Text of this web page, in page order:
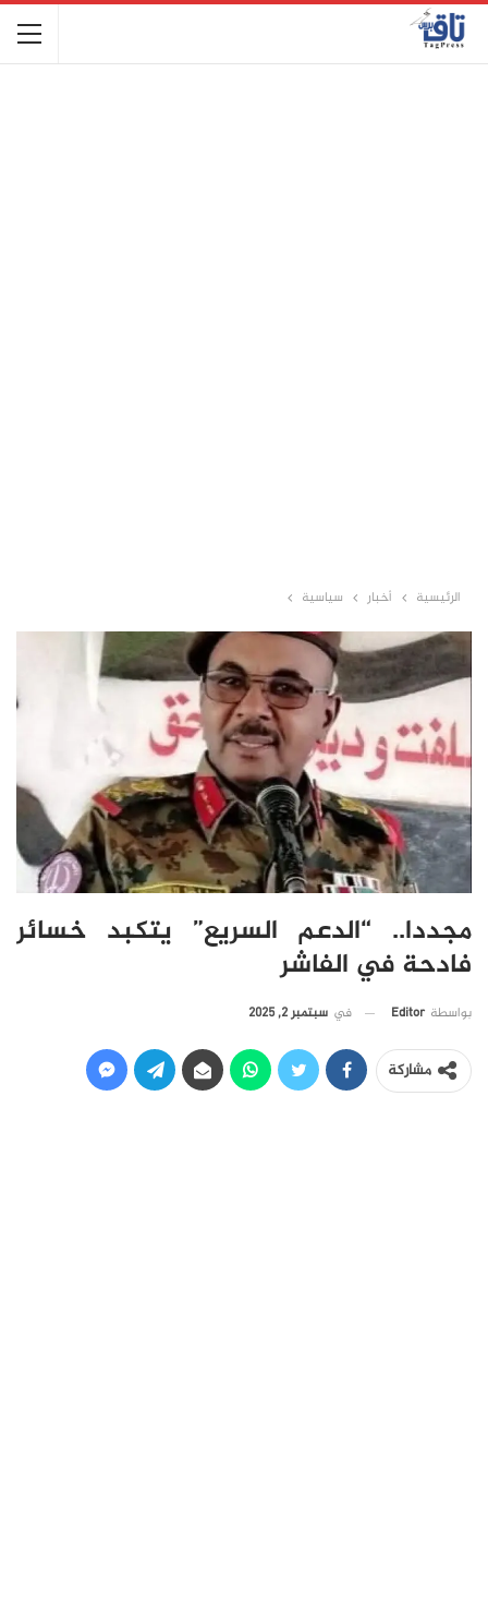
الرئيسية أخبار سياسية
مجددا.. “الدعم السريع” يتكبد خسائر
فادحة في الفاشر
بواسطة Editor في سبتمبر 2, 2025
مشاركة